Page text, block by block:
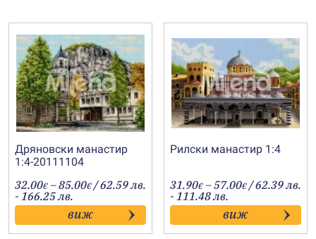
Дряновски манастир
1:4-20111104
32.00€ –85.00€Price
range:
32.00€
through
85.00€
/ 62.59 лв.
- 166.25 лв.
виж
Рилски манастир 1:4
31.90€ –57.00€Price
range:
31.90€
through
57.00€
/ 62.39 лв.
- 111.48 лв.
виж